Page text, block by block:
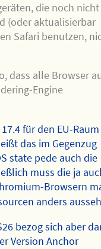
die noch nicht
(oder aktualisierbar
Safari benutzen,
dass alle Browser
Engine
für den EU-Raum
das im Gegenzug
state pede auch die
muss die ja
Browsern
anders
bezog sich aber
Version Anchor